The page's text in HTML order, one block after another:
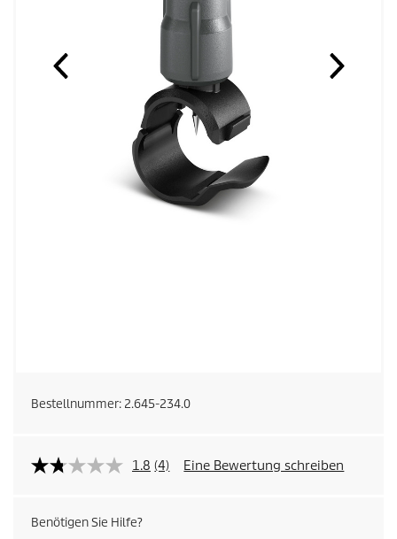
Bestellnummer: 2.645-234.0
1.8 (4) Eine Bewertung schreiben
Benötigen Sie Hilfe?